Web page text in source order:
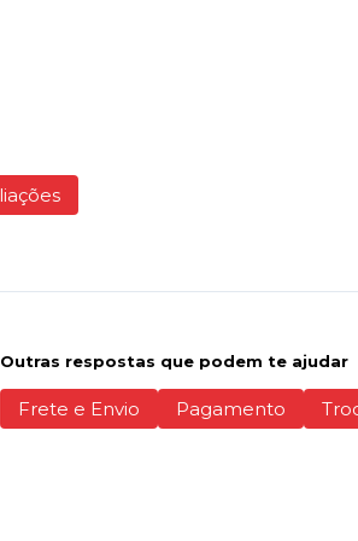
Outras respostas que podem te ajudar
Frete e Envio Pagamento